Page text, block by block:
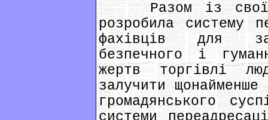
Разом із
розробила систему
фахівців для
безпечного і
жертв торгівлі
залучити
громадянського